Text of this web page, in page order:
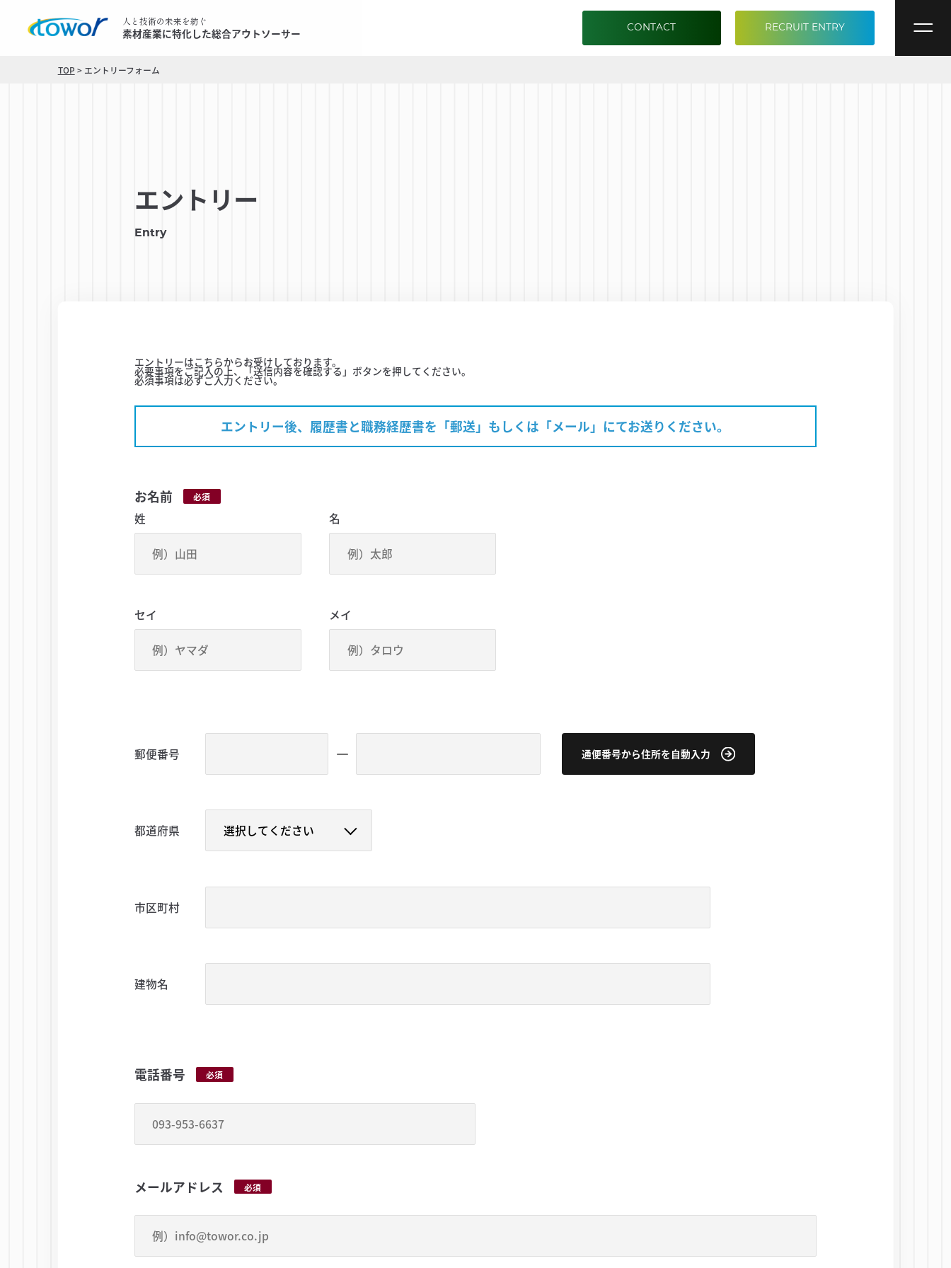
人と技術の未来を紡ぐ
素材産業に特化した総合アウトソーサー CONTACT RECRUIT ENTRY
TOP > エントリーフォーム
エントリー
Entry
エントリーはこちらからお受けしております。
必要事項をご記入の上、「送信内容を確認する」ボタンを押してください。
必須事項は必ずご入力ください。
エントリー後、履歴書と職務経歴書を「郵送」もしくは「メール」にてお送りください。
お名前 必須
姓 名
セイ メイ
郵便番号 通便番号から住所を自動入力
都道府県
市区町村
建物名
電話番号 必須
メールアドレス 必須